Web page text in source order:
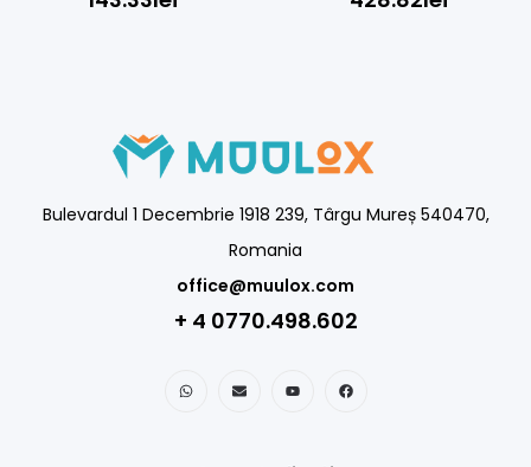
Bulevardul 1 Decembrie 1918 239, Târgu Mureș 540470,
Romania
office@muulox.com
+ 4 0770.498.602